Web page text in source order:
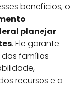
benefícios, o
planejar
. Ele garante
famílias
recursos e a